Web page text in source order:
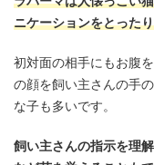
ニケーションをとった
初対面の相手にもお腹
の顔を飼い主さんの手
な子も多いです。
飼い主さんの指示を理